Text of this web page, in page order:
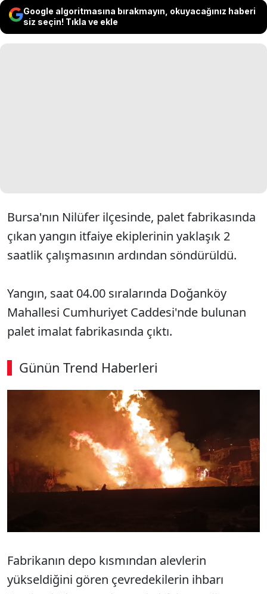
Google algoritmasına bırakmayın, okuyacağınız haberi
siz seçin! Tıkla ve ekle
Bursa'nın Nilüfer ilçesinde, palet fabrikasında
çıkan yangın itfaiye ekiplerinin yaklaşık 2
saatlik çalışmasının ardından söndürüldü.
Yangın, saat 04.00 sıralarında Doğanköy
Mahallesi Cumhuriyet Caddesi'nde bulunan
palet imalat fabrikasında çıktı.
Günün Trend Haberleri
00:02 / 08:43
Fabrikanın depo kısmından alevlerin
yükseldiğini gören çevredekilerin ihbarı